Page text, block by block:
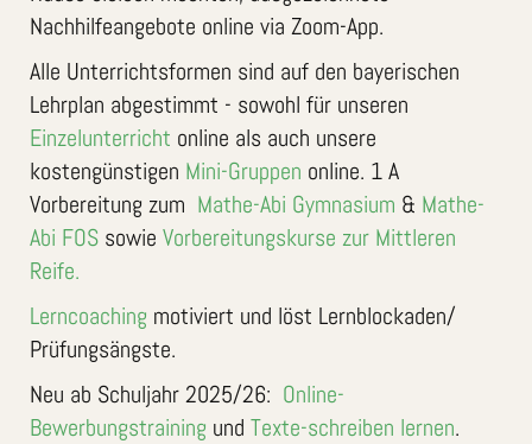
Nachhilfeangebote online via Zoom-App.
Alle Unterrichtsformen sind auf den bayerischen
Lehrplan abgestimmt - sowohl für unseren
Einzelunterricht online als auch unsere
kostengünstigen Mini-Gruppen online. 1 A
Vorbereitung zum Mathe-Abi Gymnasium & Mathe-
Abi FOS sowie Vorbereitungskurse zur Mittleren
Reife.
Lerncoaching motiviert und löst Lernblockaden/
Prüfungsängste.
Neu ab Schuljahr 2025/26: Online-
Bewerbungstraining und Texte-schreiben lernen.